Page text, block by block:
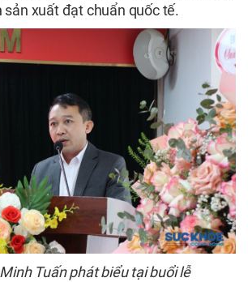
sản xuất đạt chuẩn quốc tế.
Tuấn phát biểu tại buổi lễ